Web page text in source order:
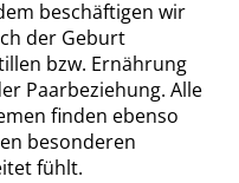
beschäftigen wir
der Geburt
bzw. Ernährung
Paarbeziehung. Alle
finden ebenso
besonderen
fühlt.